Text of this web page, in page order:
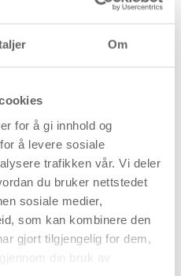
Om
for å gi innhold og
å levere sosiale
trafikken vår. Vi deler
du bruker nettstedet
sosiale medier,
som kan kombinere den
gjort tilgjengelig for dem,
din bruk av
gjennom hele syklusen,
når den brukes på
vil si vanligvis 0-5 dager
eggløsningstest.
15 min. før du ønsker å
på tuben og stikk
– gjerne så
mulig.
2-3 ganger etter
på at hele tubens
i skjeden.
på tuben når du